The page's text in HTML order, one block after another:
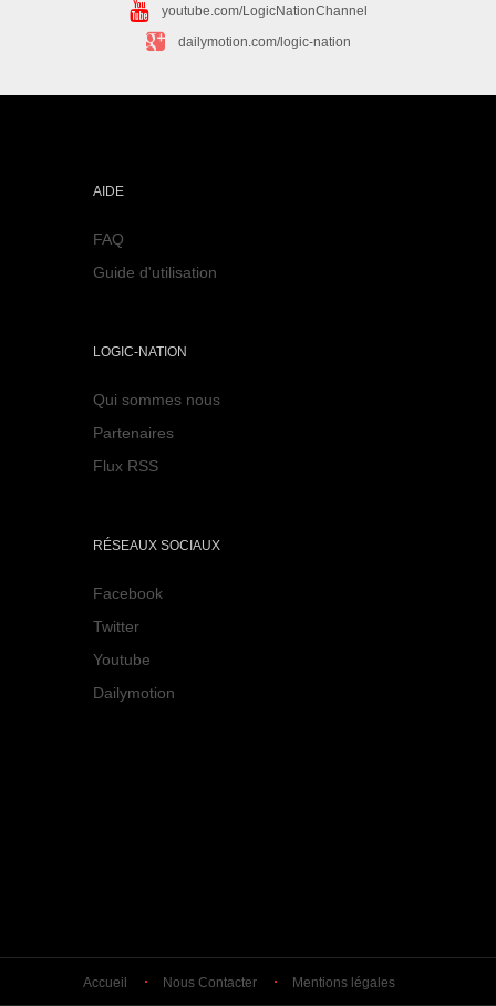
youtube.com/LogicNationChannel
dailymotion.com/logic-nation
AIDE
FAQ
Guide d'utilisation
LOGIC-NATION
Qui sommes nous
Partenaires
Flux RSS
RÉSEAUX SOCIAUX
Facebook
Twitter
Youtube
Dailymotion
Accueil Nous Contacter Mentions légales